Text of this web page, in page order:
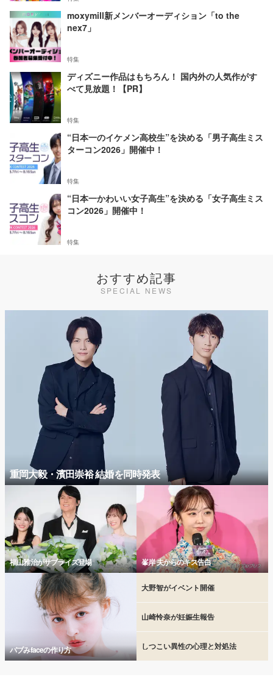
moxymill新メンバーオーディション「to the
nex7」
特集
ディズニー作品はもちろん！ 国内外の人気作がす
べて見放題！【PR】
特集
“日本一のイケメン高校生”を決める「男子高生ミス
ターコン2026」開催中！
特集
“日本一かわいい女子高生”を決める「女子高生ミス
コン2026」開催中！
特集
おすすめ記事
SPECIAL NEWS
重岡大毅・濱田崇裕 結婚を同時発表
福山雅治がサプライズ登場 峯岸 夫からのキス告白
バブみfaceの作り方
大野智がイベント開催
山崎怜奈が妊娠生報告
しつこい異性の心理と対処法